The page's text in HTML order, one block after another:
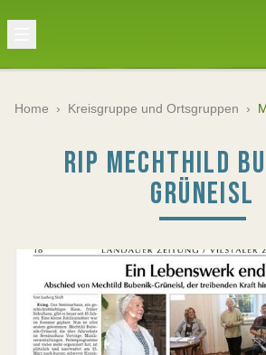
Home › Kreisgruppe und Ortsgruppen ›
RIP MECHTHILD
GRÜNEISL